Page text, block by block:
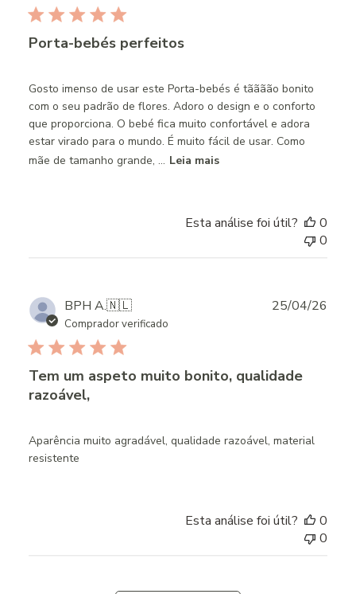
Porta-bebés perfeitos
Gosto imenso de usar este Porta-bebés é tãããão bonito
com o seu padrão de flores. Adoro o design e o conforto
que proporciona. O bebé fica muito confortável e adora
estar virado para o mundo. É muito fácil de usar. Como
mãe de tamanho grande, ... Leia mais
Esta análise foi útil?
0
0
BPH A.🇳🇱
Comprador verificado
Tem um aspeto muito bonito, qualidade
razoável,
Aparência muito agradável, qualidade razoável, material
resistente
25/04/26
Esta análise foi útil?
0
0